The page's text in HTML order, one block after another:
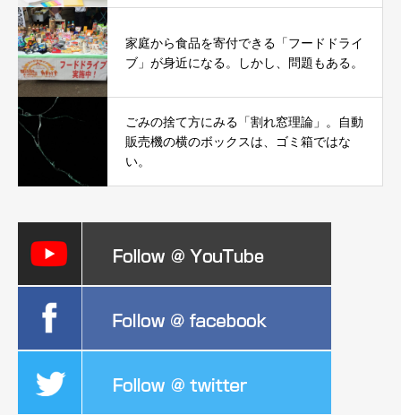
家庭から食品を寄付できる「フードドライ
ブ」が身近になる。しかし、問題もある。
ごみの捨て方にみる「割れ窓理論」。自動
販売機の横のボックスは、ゴミ箱ではな
い。